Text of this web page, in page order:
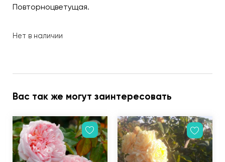
Повторноцветущая.
Нет в наличии
Вас так же могут заинтересовать